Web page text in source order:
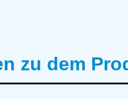
zu dem